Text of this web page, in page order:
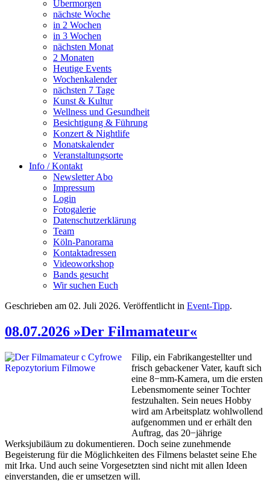
Übermorgen
nächste Woche
in 2 Wochen
in 3 Wochen
nächsten Monat
2 Monaten
Heutige Events
Wochenkalender
nächsten 7 Tage
Kunst & Kultur
Wellness und Gesundheit
Besichtigung & Führung
Konzert & Nightlife
Monatskalender
Veranstaltungsorte
Info / Kontakt
Newsletter Abo
Impressum
Login
Fotogalerie
Datenschutzerklärung
Team
Köln-Panorama
Kontaktadressen
Videoworkshop
Bands gesucht
Wir suchen Euch
Geschrieben am 02. Juli 2026. Veröffentlicht in Event-Tipp.
08.07.2026 »Der Filmamateur«
Filip, ein Fabrikangestellter und
frisch gebackener Vater, kauft sich
eine 8−mm-Kamera, um die ersten
Lebensmomente seiner Tochter
festzuhalten. Sein neues Hobby
wird am Arbeitsplatz wohlwollend
aufgenommen und er erhält den
Auftrag, das 20−jährige
Werksjubiläum zu dokumentieren. Doch seine zunehmende
Begeisterung für die Möglichkeiten des Filmens belastet seine Ehe
mit Irka. Und auch seine Vorgesetzten sind nicht mit allen Ideen
einverstanden, die er umsetzen will.